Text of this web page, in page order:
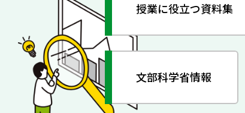
授業に役立つ資料集
文部科学省情報